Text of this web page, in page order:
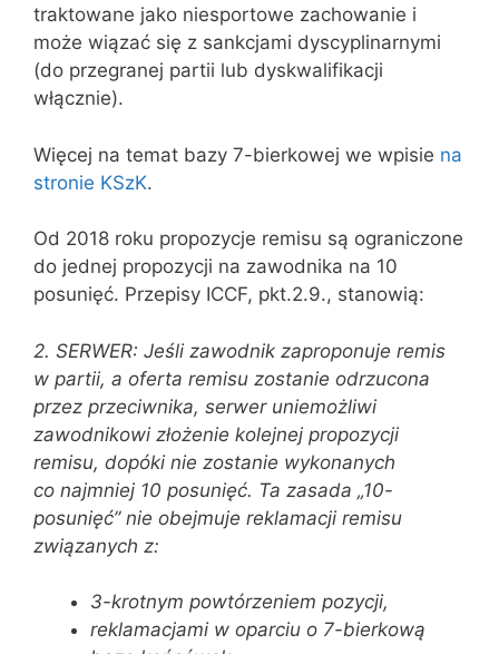
traktowane jako niesportowe zachowanie i
może wiązać się z sankcjami dyscyplinarnymi
(do przegranej partii lub dyskwalifikacji
włącznie).
Więcej na temat bazy 7-bierkowej we wpisie na
stronie KSzK.
Od 2018 roku propozycje remisu są ograniczone
do jednej propozycji na zawodnika na 10
posunięć. Przepisy ICCF, pkt.2.9., stanowią:
2. SERWER: Jeśli zawodnik zaproponuje remis
w partii, a oferta remisu zostanie odrzucona
przez przeciwnika, serwer uniemożliwi
zawodnikowi złożenie kolejnej propozycji
remisu, dopóki nie zostanie wykonanych
co najmniej 10 posunięć. Ta zasada „10-
posunięć” nie obejmuje reklamacji remisu
związanych z:
3-krotnym powtórzeniem pozycji,
reklamacjami w oparciu o 7-bierkową